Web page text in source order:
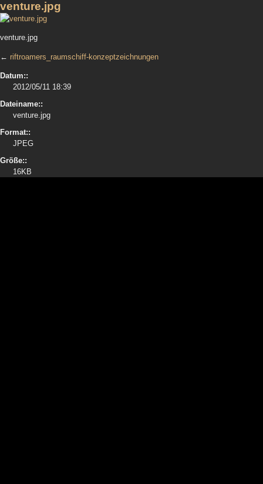
venture.jpg
venture.jpg
← riftroamers_raumschiff-konzeptzeichnungen
Datum::
2012/05/11 18:39
Dateiname::
venture.jpg
Format::
JPEG
Größe::
16KB